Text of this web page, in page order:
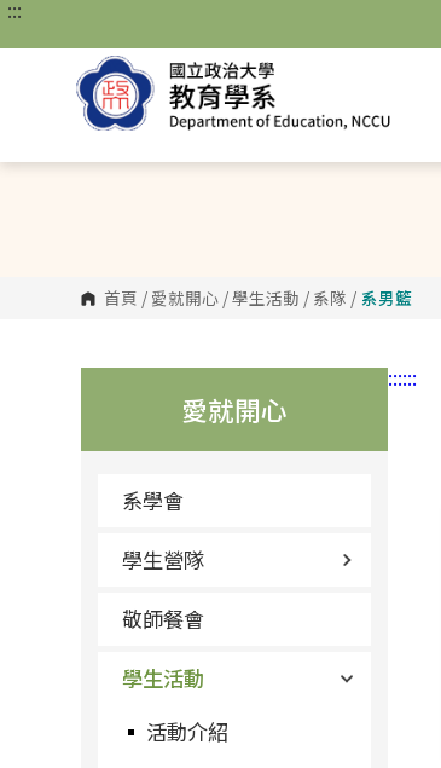
跳
主
:::
首頁 / 愛就開心 /學生活動 / 系隊 / 系男籃
:::
愛就開心
系學會
學生營隊
敬師餐會
學生活動
活動介紹
:::